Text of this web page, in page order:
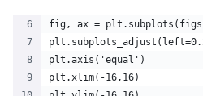
fig, ax =
plt.axis('equal')
plt.xlim(-16,16)